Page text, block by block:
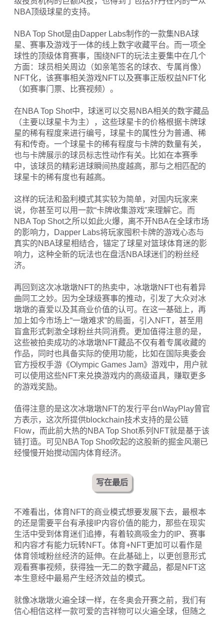
NBA顶级球星的支持。
NBA Top Shot是由Dapper Labs制作的一款集NBA球
星、赛事及游戏于一体的线上数字收藏平台。而一项全
球性的顶级体育赛事，围绕NFT的玩法主要集中在几个
方面：球员相关周边（如亲笔签名的球衣、专属肖像）
NFT化，该赛事相关游戏NFT以及赛事正版权益NFT化
（如赛事门票、比赛视频）。
在NBA Top Shot中，球迷可以交易NBA相关的数字藏品
（主要以球星卡为主），这些球星卡的价格根据卡牌球
星的稀有程度来进行编号，球星卡的属性分为普通、稀
有和传奇。一个球星卡的稀有程度与卡牌的数量有关，
也与卡牌展示的球员标志性动作有关。比如在本赛季
中，该球员的精彩进球瞬间热度越高，那与之相匹配的
球星卡的稀有度也有越高。
这样的玩法和盈利模式其实较为简单，对国内玩家来
说，你甚至可以用一款“卡牌收集游戏”来理解它。而
NBA Top Shot之所以如此火爆，离不开NBA在全球市场
的影响力，Dapper Labs将玩家囤积卡牌的游戏心态与
真实的NBA球星相结合，锚定了球星对篮球体育迷的影
响力，这种全新的玩法也在盘活NBA球迷们的粉丝经
济。
再回到这次冰墩墩NFT的热卖中，冰墩墩NFT也有着异
曲同工之妙。因为全球级赛事的推动，引发了大众对冰
墩墩的喜爱以及其商业价值的认可。在这一基础上，再
加上如今市场上“一墩难求”的局面，引入NFT，甚至用
盲盒形式刺激全球粉丝共同消费。更加值得注意的是，
这些被拍卖成功的冰墩墩NFT藏品不仅有着专属收藏的
作品，同时也具备实际的使用功能，比如在国际奥委会
官方授权手游《Olympic Games Jam》游戏中，用户就
可以使用这些NFT来兑换游戏内的高级道具，赚取更多
的游戏奖励。
值得注意的是这次冰墩墩NFT的发行平台nWayPlay曾官
方表示，这次所提供blockchain技术支持的是公链
Flow，而此前大热的NBA Top Shot系列NFT就是基于该
链打造。可见NBA Top Shot吹起的这股新的掘金风潮已
经慢慢开始搅动国内体育经济。
写在最后
不难看出，体育NFT的商业模式想要发展下去，最根本
的还是需要平台有承接IP内容价值的能力，那些在现实
生活中受到体育迷们追捧，有着较高吸金力的IP、赛事
和内容才有能力玩转NFT。体育+NFT更加可以看作是
体育领域粉丝经济的延伸。在此基础上，以更创意形式
观看赛事视频，获得独一无二的数字藏品，都是NFT这
本生意经中最易产生经济效益的模式。
就像冰墩墩火遍全球一样，在冬奥会开赛之前，我们有
信心相信这样一款可爱的吉祥物可以火遍全球，但随之